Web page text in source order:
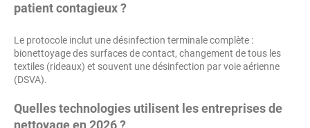
patient contagieux ?
Le protocole inclut une désinfection terminale complète :
bionettoyage des surfaces de contact, changement de tous les
textiles (rideaux) et souvent une désinfection par voie aérienne
(DSVA).
Quelles technologies utilisent les entreprises de
nettoyage en 2026 ?